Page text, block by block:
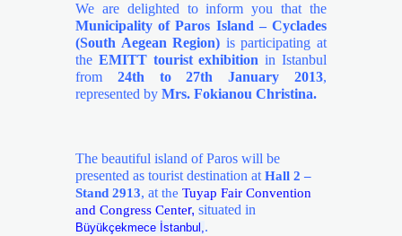
We are delighted to inform you that the
Municipality of Paros Island – Cyclades
(South Aegean Region) is participating at
the EMITT tourist exhibition in Istanbul
from 24th to 27th January 2013,
represented by Mrs. Fokianou Christina.
The beautiful island of Paros will be
presented as tourist destination at Hall 2 –
Stand 2913, at the Tuyap Fair Convention
and Congress Center, situated in
Büyükçekmece İstanbul,.